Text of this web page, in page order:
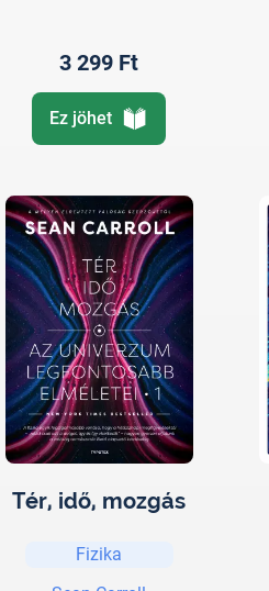
3 299 Ft
Ez jöhet
Tér, idő, mozgás
Fizika